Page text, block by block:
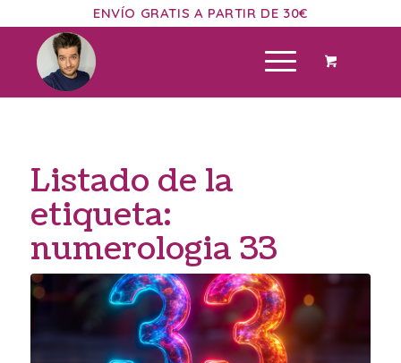
ENVÍO GRATIS A PARTIR DE 30€
Listado de la
etiqueta:
numerologia 33